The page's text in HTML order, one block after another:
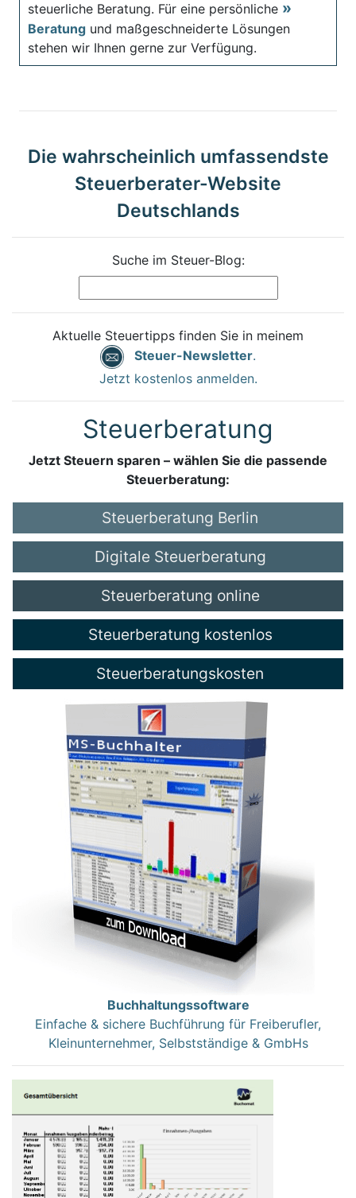
steuerliche Beratung. Für eine persönliche
Beratung und maßgeschneiderte Lösungen
stehen wir Ihnen gerne zur Verfügung.
Die wahrscheinlich umfassendste
Steuerberater-Website
Deutschlands
Suche im Steuer-Blog:
Aktuelle Steuertipps finden Sie in meinem
Steuer-Newsletter.
Jetzt kostenlos anmelden.
Steuerberatung
Jetzt Steuern sparen – wählen Sie die passende
Steuerberatung:
Steuerberatung Berlin
Digitale Steuerberatung
Steuerberatung online
Steuerberatung kostenlos
Steuerberatungskosten
Buchhaltungssoftware
Einfache & sichere Buchführung für Freiberufler,
Kleinunternehmer, Selbstständige & GmbHs